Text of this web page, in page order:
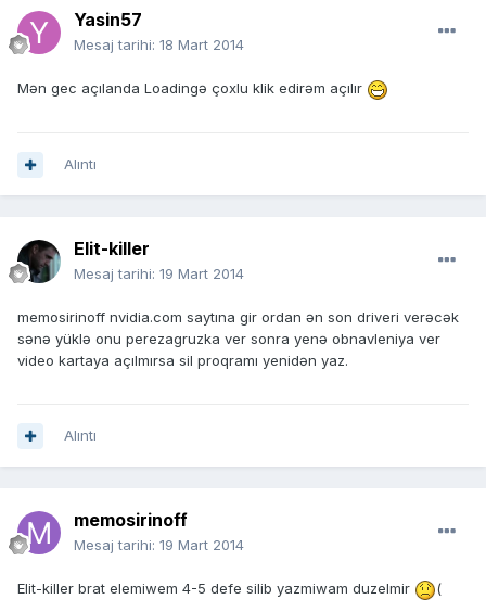
Yasin57
Mesaj tarihi: 18 Mart 2014
Mən gec açılanda Loadingə çoxlu klik edirəm açılır
Alıntı
Elit-killer
Mesaj tarihi: 19 Mart 2014
memosirinoff nvidia.com saytına gir ordan ən son driveri verəcək
sənə yüklə onu perezagruzka ver sonra yenə obnavleniya ver
video kartaya açılmırsa sil proqramı yenidən yaz.
Alıntı
memosirinoff
Mesaj tarihi: 19 Mart 2014
Elit-killer brat elemiwem 4-5 defe silib yazmiwam duzelmir (